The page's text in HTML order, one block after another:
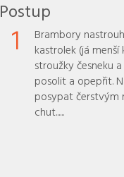
Postup
1
Brambory
kastrolek (já
stroužky česneku
posolit a opepřit.
posypat čerstvým
chut......